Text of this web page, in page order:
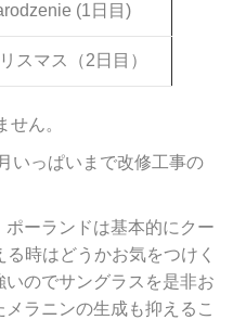
(1日目)
スマス（2日目）
ん。
いっぱいまで改修工事の
ーランドは基本的にクー
時はどうかお気をつけく
のでサングラスを是非お
ラニンの生成も抑えるこ